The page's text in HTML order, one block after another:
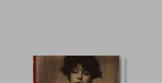
Rápido